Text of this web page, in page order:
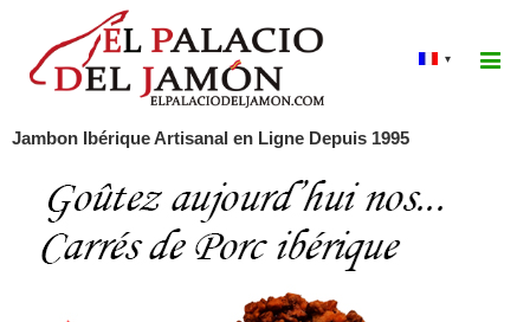
▾
Jambon Ibérique Artisanal en Ligne Depuis 1995